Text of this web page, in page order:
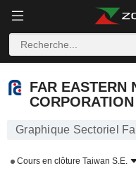
FAR EASTERN
CORPORATION
Graphique Sectoriel
Cours en clôture Taiwan S.E.